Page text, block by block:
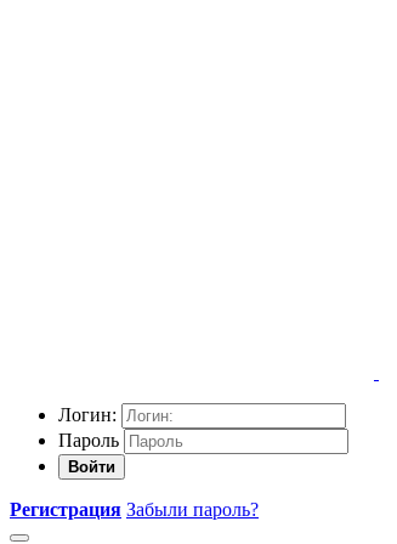
Логин:
Пароль
Войти
Регистрация Забыли пароль?